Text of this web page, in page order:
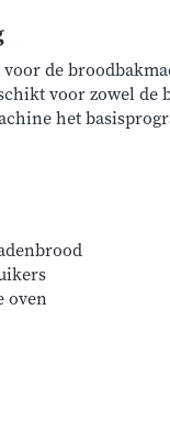
de
voor zowel
het
oven